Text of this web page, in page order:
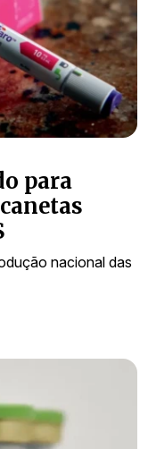
para
nacional das